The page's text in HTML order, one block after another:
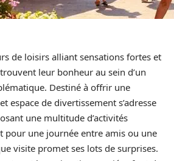
de loisirs alliant sensations fortes et
leur bonheur au sein d’un
Destiné à offrir une
espace de divertissement s’adresse
une multitude d’activités
pour une journée entre amis ou une
visite promet ses lots de surprises.